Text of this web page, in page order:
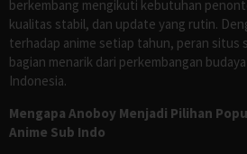
berkembang mengikuti kebutuhan
kualitas stabil, dan update yang rutin.
terhadap anime setiap tahun, peran situs
bagian menarik dari perkembangan
Indonesia.
Mengapa Anoboy Menjadi Pilihan
Anime Sub Indo